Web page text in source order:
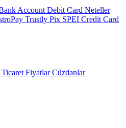
Account Debit Card Neteller
Trustly Pix SPEI Credit Card
Ticaret FiyatlarCüzdanlar